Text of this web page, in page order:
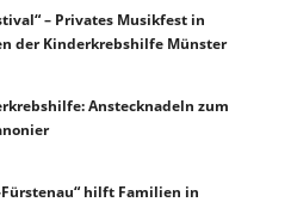
– Privates Musikfest in
der Kinderkrebshilfe Münster
Anstecknadeln zum
Fürstenau“ hilft Familien in